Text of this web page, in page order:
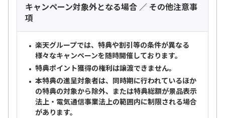
キャンペーン対象外となる場合 ／ その他注意事
項
楽天グループでは、特典や割引等の条件が異なる
様々なキャンペーンを随時開催しております。
特典ポイント獲得の権利は譲渡できません。
本特典の進呈対象者は、同時期に行われているほか
の特典の対象から除外、または特典総額が景品表示
法上・電気通信事業法上の範囲内に制限される場合
があります。